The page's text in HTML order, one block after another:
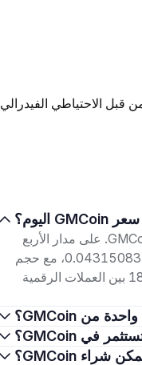
قبل الاحتياطي الفيدرالي
اعتبارًا من 7 أغسطس 2026، بلغ سعر التداول الحالي لـGMCoin (GMCOIN) $0.04251652. على مدار الأربع
وعشرين ساعة الماضية، تراوح السعر بين أدنى مستوى $0.04183761 وأعلى مستوى $0.04315083، مع حجم
تداول بلغ $2.18K. إجمالي القيمة السوقية هو $3.06M، مما يجعله يحتل المرتبة رقم 1875 بين العملات الرقمية